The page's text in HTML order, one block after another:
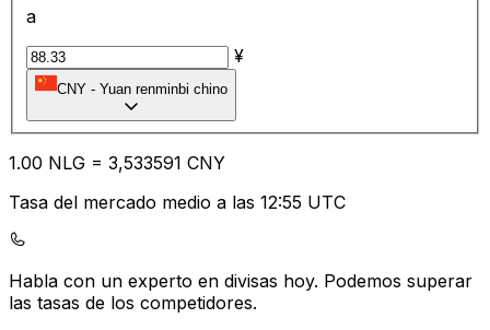
a
¥
CNY - Yuan renminbi chino
1.00 NLG = 3,533591 CNY
Tasa del mercado medio a las 12:55 UTC
Habla con un experto en divisas hoy. Podemos superar
las tasas de los competidores.